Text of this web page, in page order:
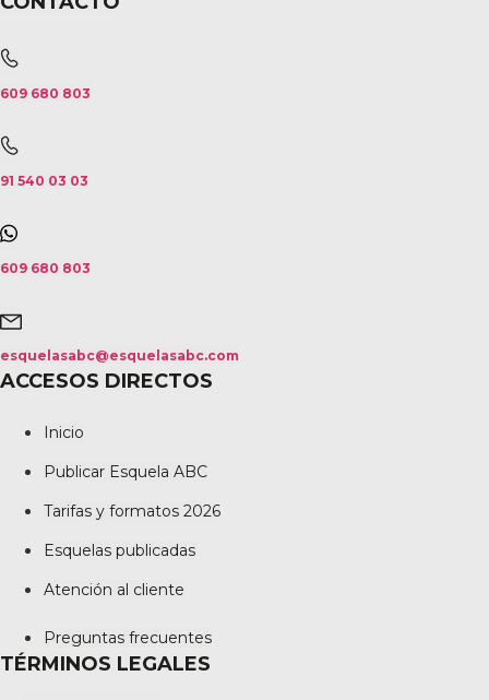
609 680 803
91 540 03 03
609 680 803
esquelasabc@esquelasabc.com
ACCESOS DIRECTOS
Inicio
Publicar Esquela ABC
Tarifas y formatos 2026
Esquelas publicadas
Atención al cliente
Preguntas frecuentes
TÉRMINOS LEGALES